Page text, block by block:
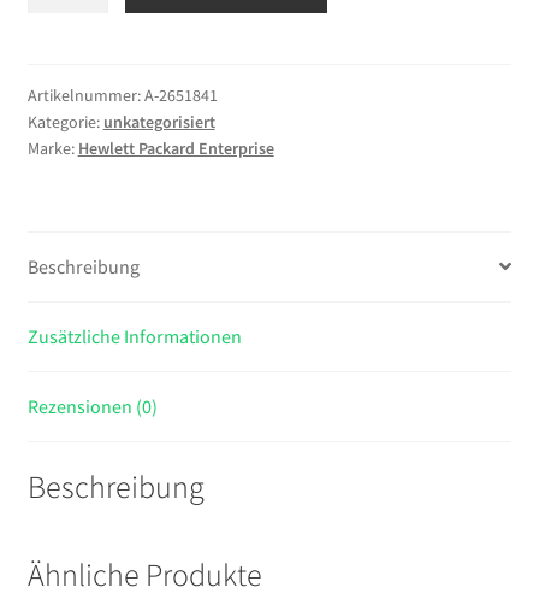
H2
AP-
270
Wall
Ceiling
Menge
Artikelnummer:A-2651841
Kategorie: unkategorisiert
Marke: Hewlett Packard Enterprise
Beschreibung
Zusätzliche Informationen
Rezensionen (0)
Beschreibung
Ähnliche Produkte